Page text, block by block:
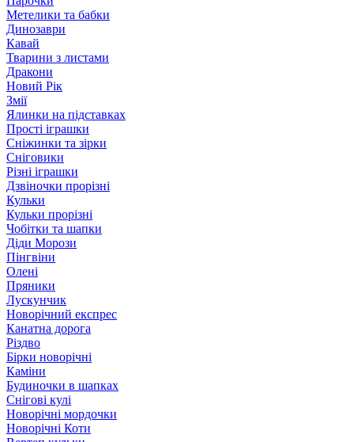
Метелики та бабки
Динозаври
Кавай
Тварини з листами
Дракони
Новий Рік
Змії
Ялинки на підставках
Прості іграшки
Сніжинки та зірки
Сніговики
Різні іграшки
Дзвіночки прорізні
Кульки
Кульки прорізні
Чобітки та шапки
Діди Морози
Пінгвіни
Олені
Пряники
Лускунчик
Новорічний експрес
Канатна дорога
Різдво
Бірки новорічні
Каміни
Будиночки в шапках
Снігові кулі
Новорічні мордочки
Новорічні Коти